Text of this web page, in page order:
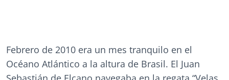
Febrero de 2010 era un mes tranquilo en el
Océano Atlántico a la altura de Brasil. El Juan